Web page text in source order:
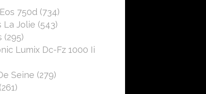
750d (734)
La Jolie (543)
(295)
Lumix Dc-Fz 1000 Ii
Seine (279)
(261)